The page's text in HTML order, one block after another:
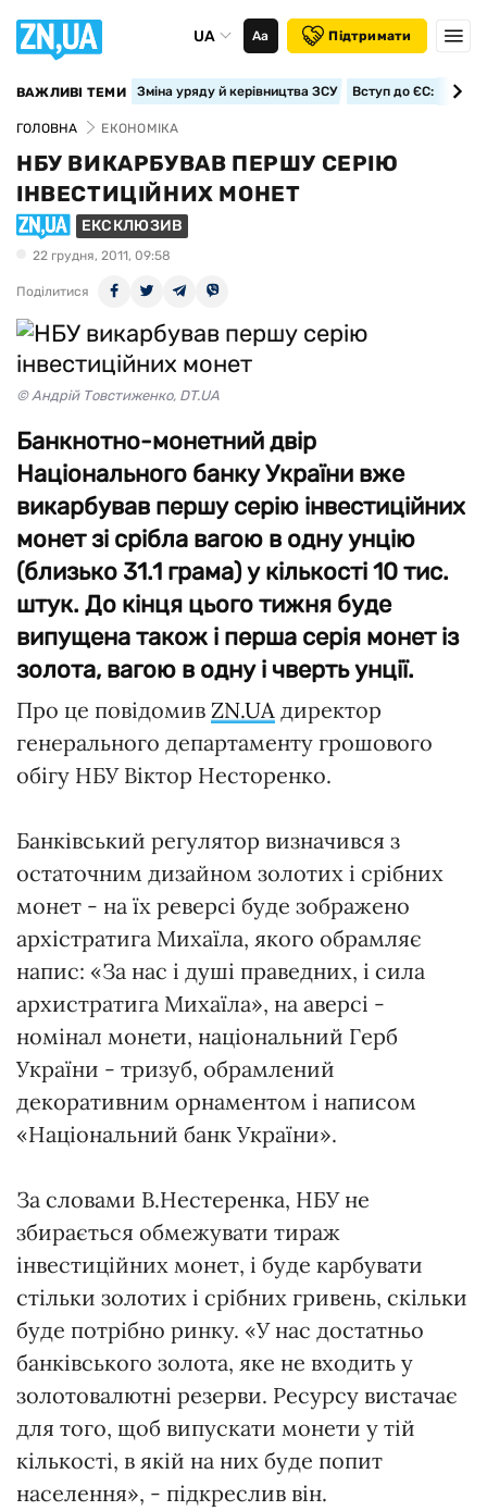
UA Аа Підтримати
ВАЖЛИВІ ТЕМИ Зміна уряду й керівництва ЗСУ Вступ до ЄС:
ГОЛОВНА ЕКОНОМІКА
НБУ ВИКАРБУВАВ ПЕРШУ СЕРІЮ
ІНВЕСТИЦІЙНИХ МОНЕТ
ЕКСКЛЮЗИВ
22 грудня, 2011, 09:58
Поділитися
© Андрій Товстиженко, DT.UA
Банкнотно-монетний двір
Національного банку України вже
викарбував першу серію інвестиційних
монет зі срібла вагою в одну унцію
(близько 31.1 грама) у кількості 10 тис.
штук. До кінця цього тижня буде
випущена також і перша серія монет із
золота, вагою в одну і чверть унції.
Про це повідомив ZN.UA директор
генерального департаменту грошового
обігу НБУ Віктор Несторенко.
Банківський регулятор визначився з
остаточним дизайном золотих і срібних
монет - на їх реверсі буде зображено
архістратига Михаїла, якого обрамляє
напис: «За нас і душі праведних, і сила
архистратига Михаїла», на аверсі -
номінал монети, національний Герб
України - тризуб, обрамлений
декоративним орнаментом і написом
«Національний банк України».
За словами В.Нестеренка, НБУ не
збирається обмежувати тираж
інвестиційних монет, і буде карбувати
стільки золотих і срібних гривень, скільки
буде потрібно ринку. «У нас достатньо
банківського золота, яке не входить у
золотовалютні резерви. Ресурсу вистачає
для того, щоб випускати монети у тій
кількості, в якій на них буде попит
населення», - підкреслив він.